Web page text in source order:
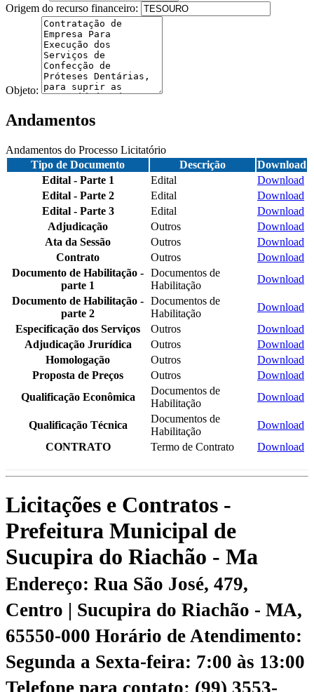
Origem do recurso financeiro:
Objeto:
Andamentos
Andamentos do Processo Licitatório
Tipo de Documento
Descrição
Download
Edital - Parte 1
Edital
Download
Edital - Parte 2
Edital
Download
Edital - Parte 3
Edital
Download
Adjudicação
Outros
Download
Ata da Sessão
Outros
Download
Contrato
Outros
Download
Documento de Habilitação -
parte 1
Documentos de
Habilitação
Download
Documento de Habilitação -
parte 2
Documentos de
Habilitação
Download
Especificação dos Serviços
Outros
Download
Adjudicação Jrurídica
Outros
Download
Homologação
Outros
Download
Proposta de Preços
Outros
Download
Qualificação Econômica
Documentos de
Habilitação
Download
Qualificação Técnica
Documentos de
Habilitação
Download
CONTRATO
Termo de Contrato Download
Licitações e Contratos -
Prefeitura Municipal de
Sucupira do Riachão - Ma
Endereço: Rua São José, 479,
Centro | Sucupira do Riachão - MA,
65550-000 Horário de Atendimento:
Segunda a Sexta-feira: 7:00 às 13:00
Telefone para contato: (99) 3553-